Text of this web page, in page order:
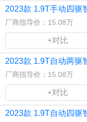
2023款 1.9T手动四驱
厂商指导价：15.08万
+对比
2023款 1.9T自动两驱
厂商指导价：15.08万
+对比
2023款 1.9T自动四驱